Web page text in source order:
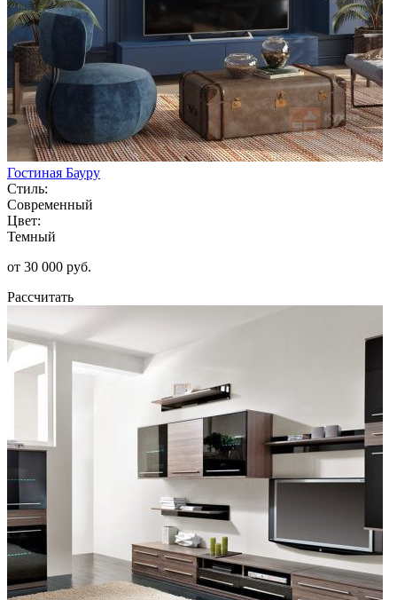
Гостиная Бауру
Стиль:
Современный
Цвет:
Темный
от 30 000 руб.
Рассчитать